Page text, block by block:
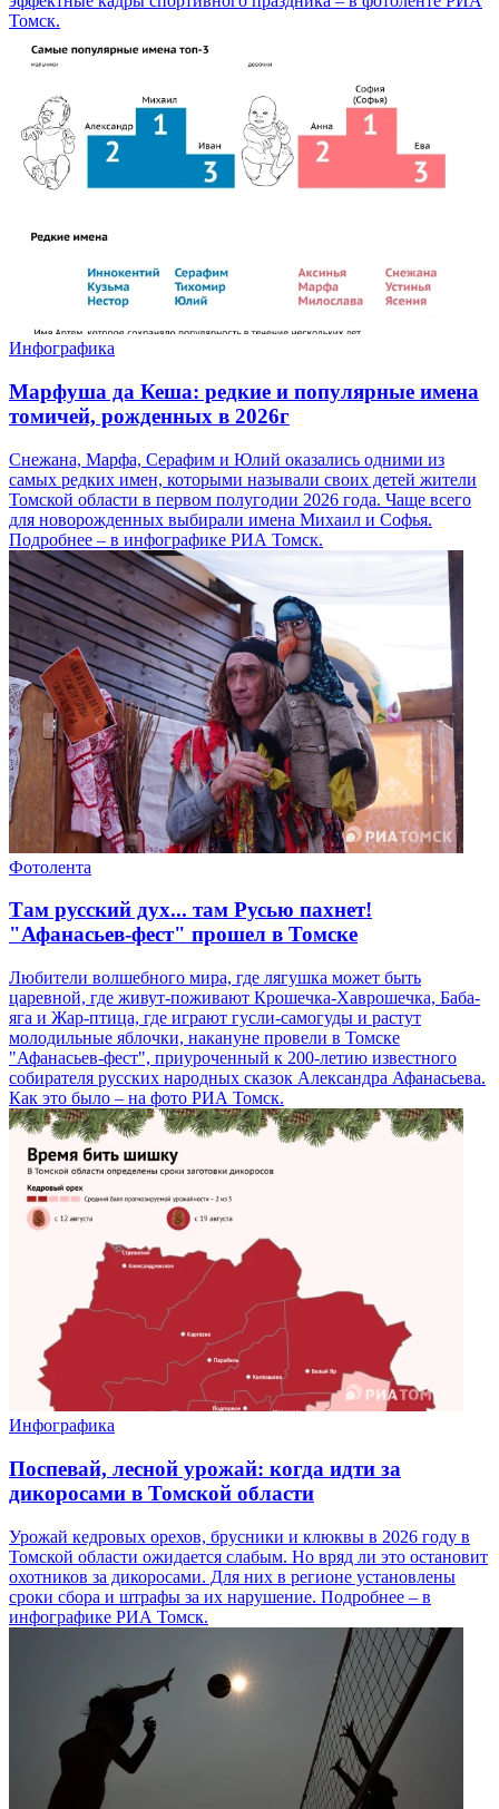
Томск.
Инфографика
Марфуша да Кеша: редкие и популярные имена
томичей, рожденных в 2026г
Снежана, Марфа, Серафим и Юлий оказались одними из
самых редких имен, которыми называли своих детей жители
Томской области в первом полугодии 2026 года. Чаще всего
для новорожденных выбирали имена Михаил и Софья.
Подробнее – в инфографике РИА Томск.
Фотолента
Там русский дух... там Русью пахнет!
"Афанасьев-фест" прошел в Томске
Любители волшебного мира, где лягушка может быть
царевной, где живут-поживают Крошечка-Хаврошечка, Баба-
яга и Жар-птица, где играют гусли-самогуды и растут
молодильные яблочки, накануне провели в Томске
"Афанасьев-фест", приуроченный к 200-летию известного
собирателя русских народных сказок Александра Афанасьева.
Как это было – на фото РИА Томск.
Инфографика
Поспевай, лесной урожай: когда идти за
дикоросами в Томской области
Урожай кедровых орехов, брусники и клюквы в 2026 году в
Томской области ожидается слабым. Но вряд ли это остановит
охотников за дикоросами. Для них в регионе установлены
сроки сбора и штрафы за их нарушение. Подробнее – в
инфографике РИА Томск.